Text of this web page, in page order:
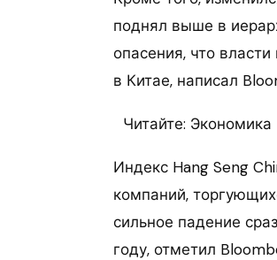
поднял выше в
опасения, что
в Китае, написал
Читайте:
Индекс Hang Seng
компаний,
сильное падение
году, отметил